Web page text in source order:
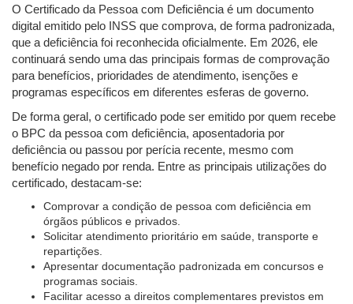
O Certificado da Pessoa com Deficiência é um documento
digital emitido pelo INSS que comprova, de forma padronizada,
que a deficiência foi reconhecida oficialmente. Em 2026, ele
continuará sendo uma das principais formas de comprovação
para benefícios, prioridades de atendimento, isenções e
programas específicos em diferentes esferas de governo.
De forma geral, o certificado pode ser emitido por quem recebe
o BPC da pessoa com deficiência, aposentadoria por
deficiência ou passou por perícia recente, mesmo com
benefício negado por renda. Entre as principais utilizações do
certificado, destacam-se:
Comprovar a condição de pessoa com deficiência em
órgãos públicos e privados.
Solicitar atendimento prioritário em saúde, transporte e
repartições.
Apresentar documentação padronizada em concursos e
programas sociais.
Facilitar acesso a direitos complementares previstos em